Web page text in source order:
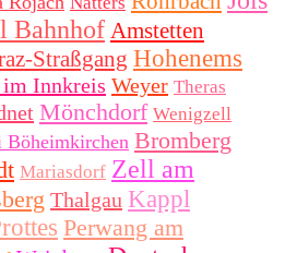
Bahnhof Amstetten
Straßgang Hohenems
Innkreis Weyer Theras
Mönchdorf Wenigzell
Böheimkirchen Bromberg
Mariasdorf Zell am
Thalgau Kappl
Perwang am